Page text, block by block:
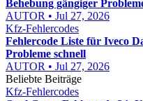
Behebung gängiger
AUTOR • Jul 27, 2026
Kfz-Fehlercodes
Fehlercode Liste für Iveco
Probleme schnell
AUTOR • Jul 27, 2026
Beliebte Beiträge
Kfz-Fehlercodes